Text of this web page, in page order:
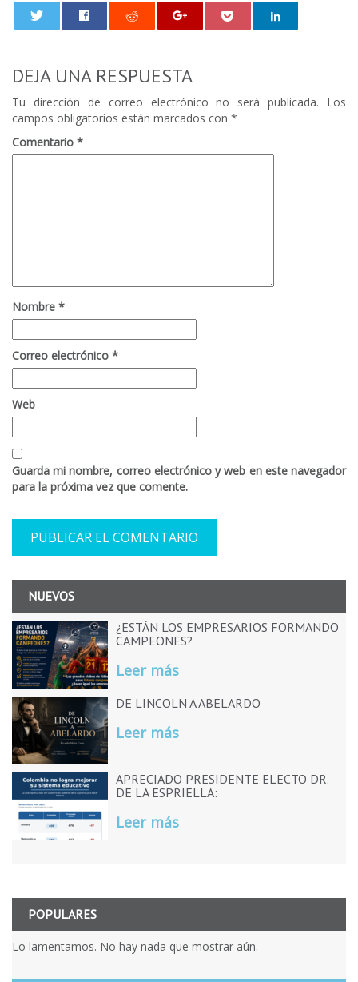
DEJA UNA RESPUESTA
Tu dirección de correo electrónico no será publicada.
Los
campos obligatorios están marcados con *
Comentario *
Nombre *
Correo electrónico *
Web
Guarda mi nombre, correo electrónico y web en este navegador
para la próxima vez que comente.
NUEVOS
¿ESTÁN LOS EMPRESARIOS FORMANDO
CAMPEONES?
Leer más
DE LINCOLN A ABELARDO
Leer más
APRECIADO PRESIDENTE ELECTO DR.
DE LA ESPRIELLA:
Leer más
POPULARES
Lo lamentamos. No hay nada que mostrar aún.